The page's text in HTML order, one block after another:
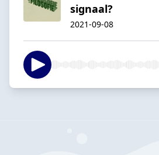
signaal?
2021-09-08